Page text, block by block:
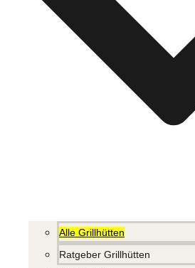
Alle Grillhütten
Ratgeber Grillhütten